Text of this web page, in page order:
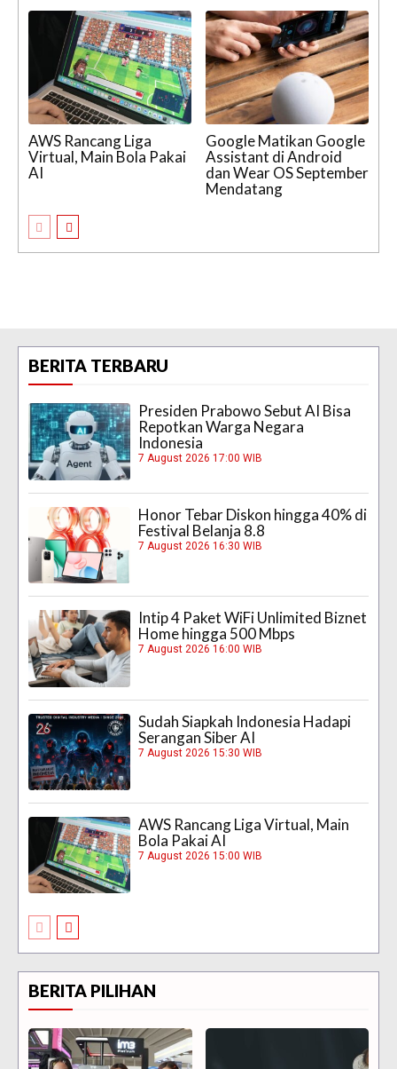
AWS Rancang Liga
Virtual, Main Bola Pakai
AI
Google Matikan Google
Assistant di Android
dan Wear OS September
Mendatang
BERITA TERBARU
Presiden Prabowo Sebut AI Bisa
Repotkan Warga Negara
Indonesia
7 August 2026 17:00 WIB
Honor Tebar Diskon hingga 40% di
Festival Belanja 8.8
7 August 2026 16:30 WIB
Intip 4 Paket WiFi Unlimited Biznet
Home hingga 500 Mbps
7 August 2026 16:00 WIB
Sudah Siapkah Indonesia Hadapi
Serangan Siber AI
7 August 2026 15:30 WIB
AWS Rancang Liga Virtual, Main
Bola Pakai AI
7 August 2026 15:00 WIB
BERITA PILIHAN